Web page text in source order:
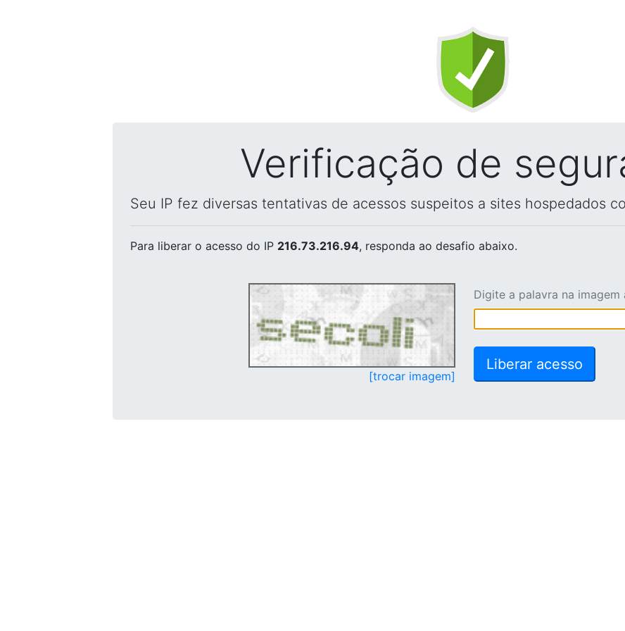
Verificação de
Seu IP fez diversas tentativas de acessos suspeitos a sites hospedados
Para liberar o acesso do IP 216.73.216.94, responda ao desafio abaixo.
[trocar imagem]
Digite a palavra na